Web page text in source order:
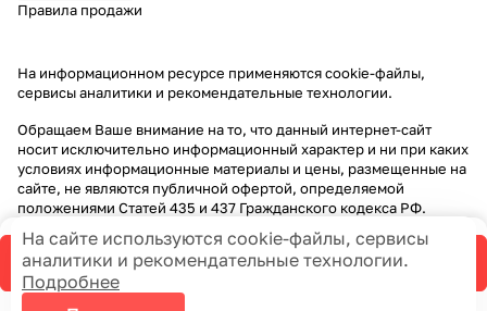
В корзину
Правила продажи
На информационном ресурсе применяютсяcookie-файлы,
сервисы аналитики и рекомендательные технологии.
Обращаем Ваше внимание на то, что данный интернет-сайт
носит исключительно информационный характер и ни при каких
условиях информационные материалы и цены, размещенные на
сайте, не являются публичной офертой, определяемой
положениями Статей 435 и 437 Гражданского кодекса РФ.
На сайте используются cookie-файлы, сервисы
аналитики и рекомендательные технологии.
Подробнее